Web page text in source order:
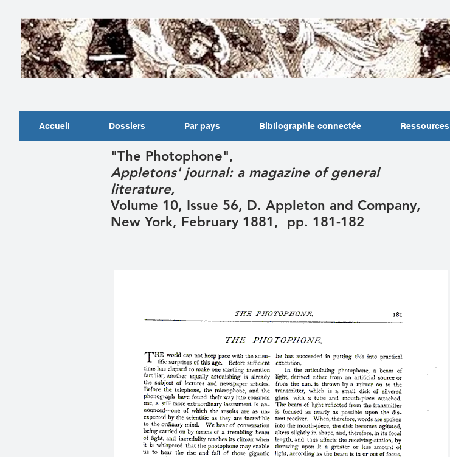
Accueil Dossiers Par pays Bibliographie connectée Ressources
"The Photophone",
Appletons' journal: a magazine of general
literature,
Volume 10, Issue 56, D. Appleton and Company,
New York, February 1881, pp. 181-182